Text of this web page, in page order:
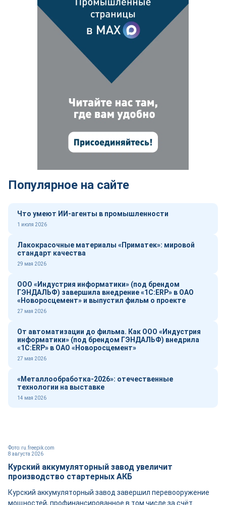
Популярное на сайте
Что умеют ИИ-агенты в промышленности
1 июля 2026
Лакокрасочные материалы «Приматек»: мировой
стандарт качества
29 мая 2026
ООО «Индустрия информатики» (под брендом
ГЭНДАЛЬФ) завершила внедрение «1С:ERP» в ОАО
«Новоросцемент» и выпустил фильм о проекте
27 мая 2026
От автоматизации до фильма. Как ООО «Индустрия
информатики» (под брендом ГЭНДАЛЬФ) внедрила
«1С:ERP» в ОАО «Новоросцемент»
27 мая 2026
«Металлообработка-2026»: отечественные
технологии на выставке
14 мая 2026
8 августа 2026
Фото: ru.freepik.com
Курский аккумуляторный завод увеличит
производство стартерных АКБ
Курский аккумуляторный завод завершил перевооружение
мощностей, профинансированное в том числе за счёт